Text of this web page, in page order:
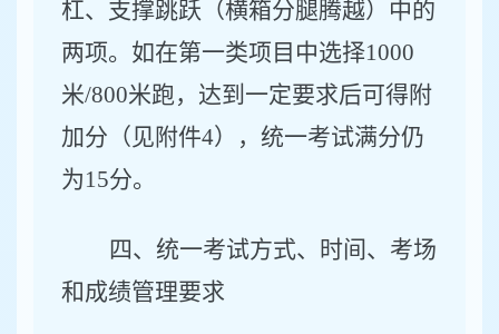
杠、支撑跳跃（横箱分腿腾越）中的
两项。如在第一类项目中选择1000
米/800米跑，达到一定要求后可得附
加分（见附件4），统一考试满分仍
为15分。
四、统一考试方式、时间、考场
和成绩管理要求